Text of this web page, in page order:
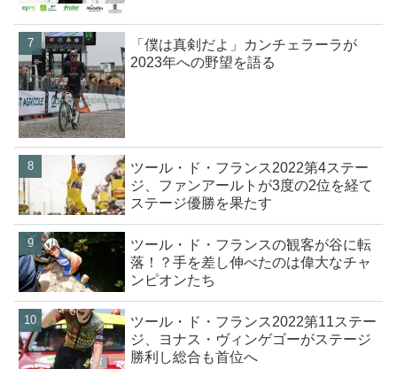
「僕は真剣だよ」カンチェラーラが
2023年への野望を語る
ツール・ド・フランス2022第4ステー
ジ、ファンアールトが3度の2位を経て
ステージ優勝を果たす
ツール・ド・フランスの観客が谷に転
落！？手を差し伸べたのは偉大なチャ
ンピオンたち
ツール・ド・フランス2022第11ステー
ジ、ヨナス・ヴィンゲゴーがステージ
勝利し総合も首位へ